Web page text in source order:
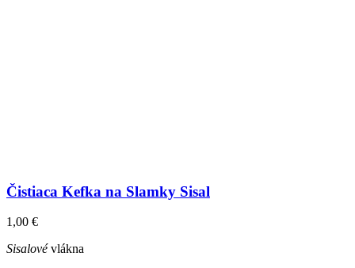
Čistiaca Kefka na Slamky Sisal
1,00 €
Sisalovévlákna